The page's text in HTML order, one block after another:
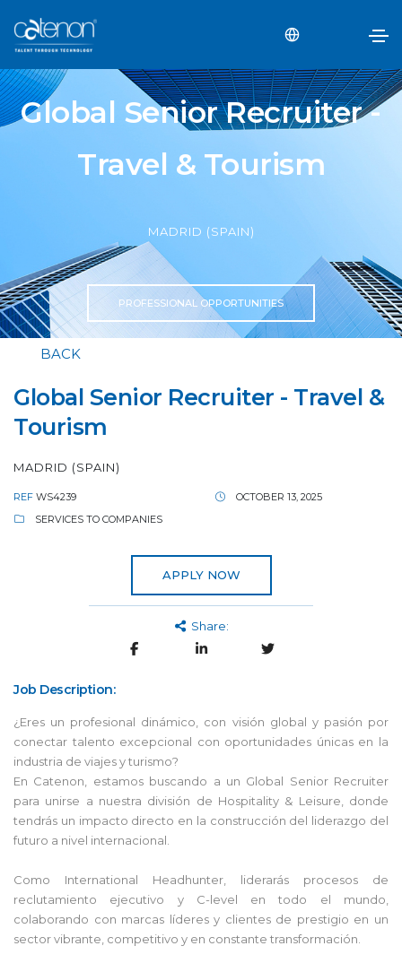
Global Senior Recruiter -
Travel & Tourism
MADRID (SPAIN)
PROFESSIONAL OPPORTUNITIES
BACK
Global Senior Recruiter - Travel &
Tourism
MADRID (SPAIN)
REF WS4239
OCTOBER 13, 2025
SERVICES TO COMPANIES
APPLY NOW
Share:
Job Description:
¿Eres un profesional dinámico, con visión global y pasión por
conectar talento excepcional con oportunidades únicas en la
industria de viajes y turismo?
En Catenon, estamos buscando a un Global Senior Recruiter
para unirse a nuestra división de Hospitality & Leisure, donde
tendrás un impacto directo en la construcción del liderazgo del
futuro a nivel internacional.
Como International Headhunter, liderarás procesos de
reclutamiento ejecutivo y C-level en todo el mundo,
colaborando con marcas líderes y clientes de prestigio en un
sector vibrante, competitivo y en constante transformación.